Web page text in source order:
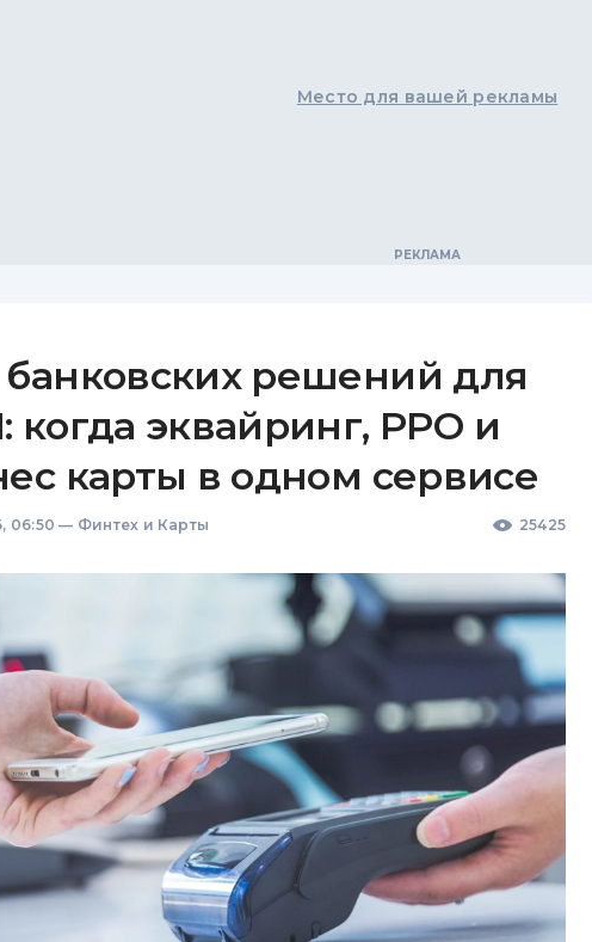
Место для вашей рекламы
решений для
эквайринг, РРО и
карты в одном сервисе
06:50 — Финтех и Карты 25425